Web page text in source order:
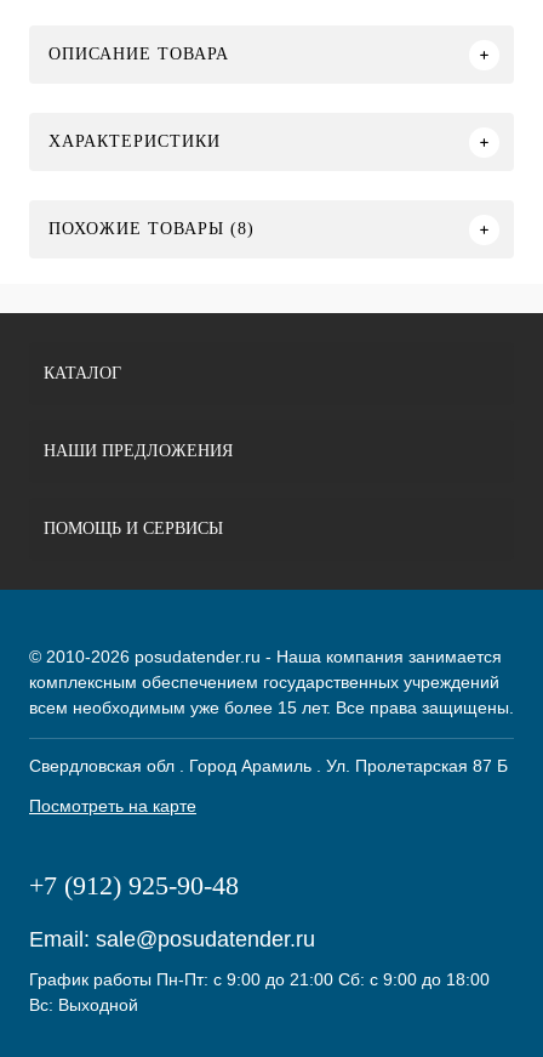
ОПИСАНИЕ ТОВАРА
ХАРАКТЕРИСТИКИ
ПОХОЖИЕ ТОВАРЫ (8)
КАТАЛОГ
НАШИ ПРЕДЛОЖЕНИЯ
ПОМОЩЬ И СЕРВИСЫ
© 2010-2026 posudatender.ru - Наша компания занимается
комплексным обеспечением государственных учреждений
всем необходимым уже более 15 лет. Все права защищены.
Свердловская обл . Город Арамиль . Ул. Пролетарская 87 Б
Посмотреть на карте
+7 (912) 925-90-48
Email: sale@posudatender.ru
График работы Пн-Пт: с 9:00 до 21:00 Сб: с 9:00 до 18:00
Вс: Выходной